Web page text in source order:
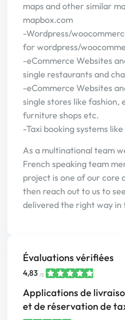
maps and other similar
mapbox.com
-Wordpress/
for wordpress/
-eCommerce Websites
single restaurants and
-eCommerce Websites
single stores like fashion,
furniture shops etc.
-Taxi booking systems
As a multinational team
French speaking team
project is one of our core
then reach out to us to
delivered the right way
Évaluations vérifiées
4,83 /5
Applications de
et de réservation de